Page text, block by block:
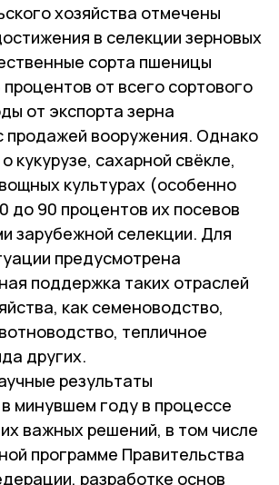
хозяйства отмечены
в селекции зерновых
сорта пшеницы
от всего сортового
от экспорта зерна
продажей вооружения. Однако
кукурузе, сахарной свёкле,
культурах (особенно
до 90 процентов их посевов
зарубежной селекции. Для
предусмотрена
поддержка таких отраслей
как семеноводство,
тепличное
других.
результаты
минувшем году в процессе
важных решений, в том числе
программе Правительства
разработке основ